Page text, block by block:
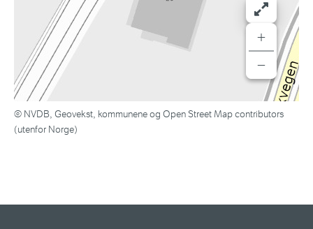
+
−
© NVDB, Geovekst, kommunene og Open Street Map contributors
(utenfor Norge)